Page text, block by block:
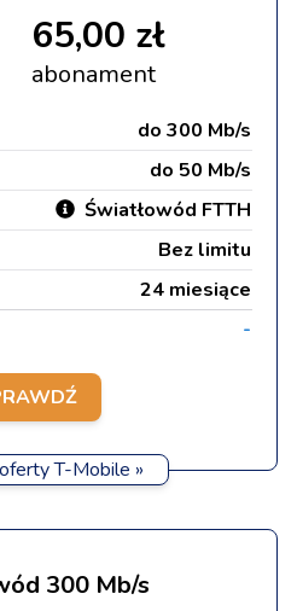
65,00 zł
abonament
do 300 Mb/s
do 50 Mb/s
Światłowód FTTH
Bez limitu
24 miesiące
-
T-Mobile »
300 Mb/s